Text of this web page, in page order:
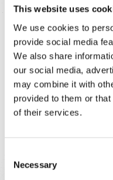
This website uses
We use cookies to
provide social media
We also share
our social media,
may combine it with
provided to them or
of their services.
Selection
Necessary
Avec 145 matchs sous
buts et 18 passes
dans les excellentes
dernière, il est devenu
d’Ivoire et a remporté
notre club.
Ces derniers temps, il